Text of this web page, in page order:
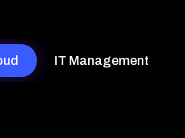
IT Management